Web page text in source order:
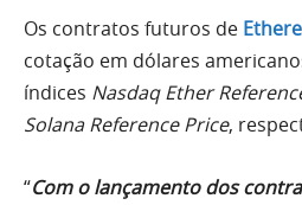
Os contratos futuros de
cotação em dólares
índices Nasdaq Ether
Solana Reference Price,
“Com o lançamento dos